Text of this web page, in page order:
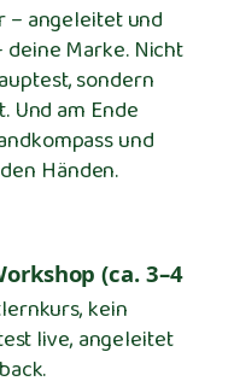
– angeleitet und
Marke. Nicht
sondern
Und am Ende
und
Händen.
(ca. 3–4
kein
live, angeleitet